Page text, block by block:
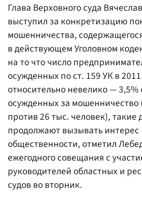
Глава Верховного суда Вячеслав
выступил за конкретизацию
мошенничества,
в действующем Уголовном
на то что число
осужденных по ст. 159 УК в 2011
относительно невелико — 3,5%
осужденных за мошенничество
против 26 тыс. человек), такие
продолжают вызывать интерес
общественности, отметил
ежегодного совещания с
руководителей областных и
судов во вторник.